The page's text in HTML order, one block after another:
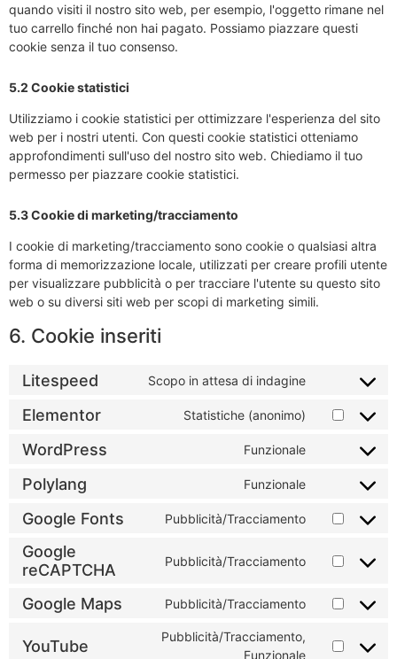
quando visiti il nostro sito web, per esempio, l'oggetto rimane nel
tuo carrello finché non hai pagato. Possiamo piazzare questi
cookie senza il tuo consenso.
5.2 Cookie statistici
Utilizziamo i cookie statistici per ottimizzare l'esperienza del sito
web per i nostri utenti. Con questi cookie statistici otteniamo
approfondimenti sull'uso del nostro sito web. Chiediamo il tuo
permesso per piazzare cookie statistici.
5.3 Cookie di marketing/tracciamento
I cookie di marketing/tracciamento sono cookie o qualsiasi altra
forma di memorizzazione locale, utilizzati per creare profili utente
per visualizzare pubblicità o per tracciare l'utente su questo sito
web o su diversi siti web per scopi di marketing simili.
6. Cookie inseriti
Litespeed Scopo in attesa di indagine
Elementor Statistiche (anonimo)
WordPress Funzionale
Polylang Funzionale
Google Fonts Pubblicità/Tracciamento
Google
reCAPTCHA
Pubblicità/Tracciamento
Google Maps Pubblicità/Tracciamento
YouTube
Pubblicità/Tracciamento,
Funzionale